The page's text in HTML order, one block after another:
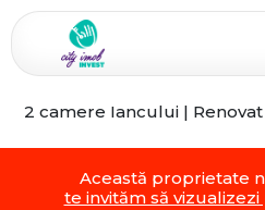
2 camere Iancului |
Această proprietate
te invităm să